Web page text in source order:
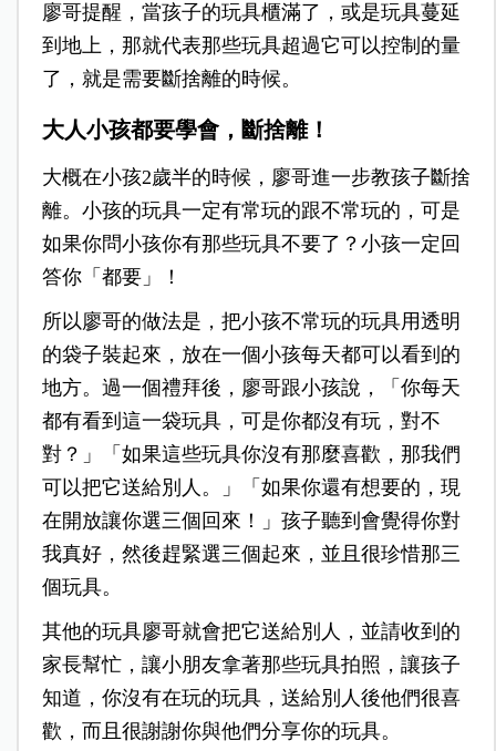
廖哥提醒，當孩子的玩具櫃滿了，或是玩具蔓延
到地上，那就代表那些玩具超過它可以控制的量
了，就是需要斷捨離的時候。
大人小孩都要學會，斷捨離！
大概在小孩2歲半的時候，廖哥進一步教孩子斷捨
離。小孩的玩具一定有常玩的跟不常玩的，可是
如果你問小孩你有那些玩具不要了？小孩一定回
答你「都要」！
所以廖哥的做法是，把小孩不常玩的玩具用透明
的袋子裝起來，放在一個小孩每天都可以看到的
地方。過一個禮拜後，廖哥跟小孩說，「你每天
都有看到這一袋玩具，可是你都沒有玩，對不
對？」「如果這些玩具你沒有那麼喜歡，那我們
可以把它送給別人。」「如果你還有想要的，現
在開放讓你選三個回來！」孩子聽到會覺得你對
我真好，然後趕緊選三個起來，並且很珍惜那三
個玩具。
其他的玩具廖哥就會把它送給別人，並請收到的
家長幫忙，讓小朋友拿著那些玩具拍照，讓孩子
知道，你沒有在玩的玩具，送給別人後他們很喜
歡，而且很謝謝你與他們分享你的玩具。